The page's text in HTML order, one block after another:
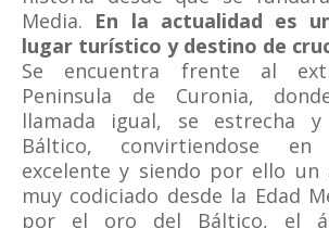
Media. En la actualidad es
lugar turístico y destino de
Se encuentra frente al
Peninsula de Curonia,
llamada igual, se estrecha
Báltico, convirtiendose
excelente y siendo por ello un
muy codiciado desde la Edad
por el oro del Báltico, el